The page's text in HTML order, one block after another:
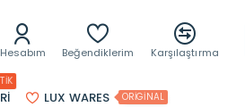
Hesabım Beğendiklerim Karşılaştırma
LUX WARES ORIGINAL